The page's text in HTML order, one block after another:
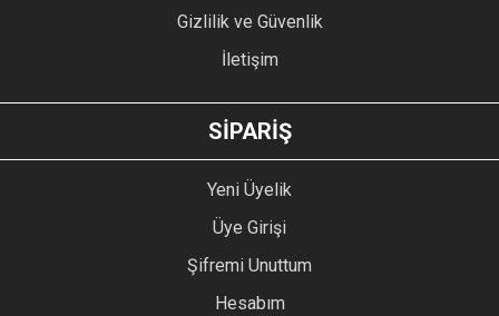
Gizlilik ve Güvenlik
İletişim
SİPARİŞ
Yeni Üyelik
Üye Girişi
Şifremi Unuttum
Hesabım